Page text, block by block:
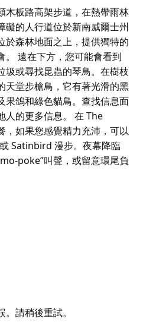
木板路高架步道，在熱帶雨林
礙的人行道位於新南威爾士州
於森林地面之上，提供獨特的
。 遠在下方，您可能會看到
圾或尋找昆蟲的琴鳥。在樹枝
天堂步槍鳥，它有著光滑的黑
果鴿和綠色貓鳥。查找信息面
人的更多信息。 在 The
，如果您感覺精力充沛，可以
Satinbird 漫步。夜幕降臨
poke”叫聲，或留意環尾負
的人行道位於新南威爾士州
森林地面之上，提供獨特的
和虹彩藍色的羽毛，以及果鴿
了解有關熱帶雨林當地人的
請稍後重試。